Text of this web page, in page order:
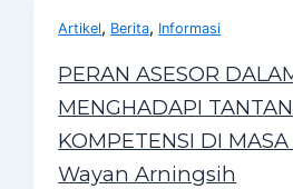
Artikel, Berita, Informasi
PERAN ASESOR
MENGHADAPI
KOMPETENSI DI
Wayan Arningsih